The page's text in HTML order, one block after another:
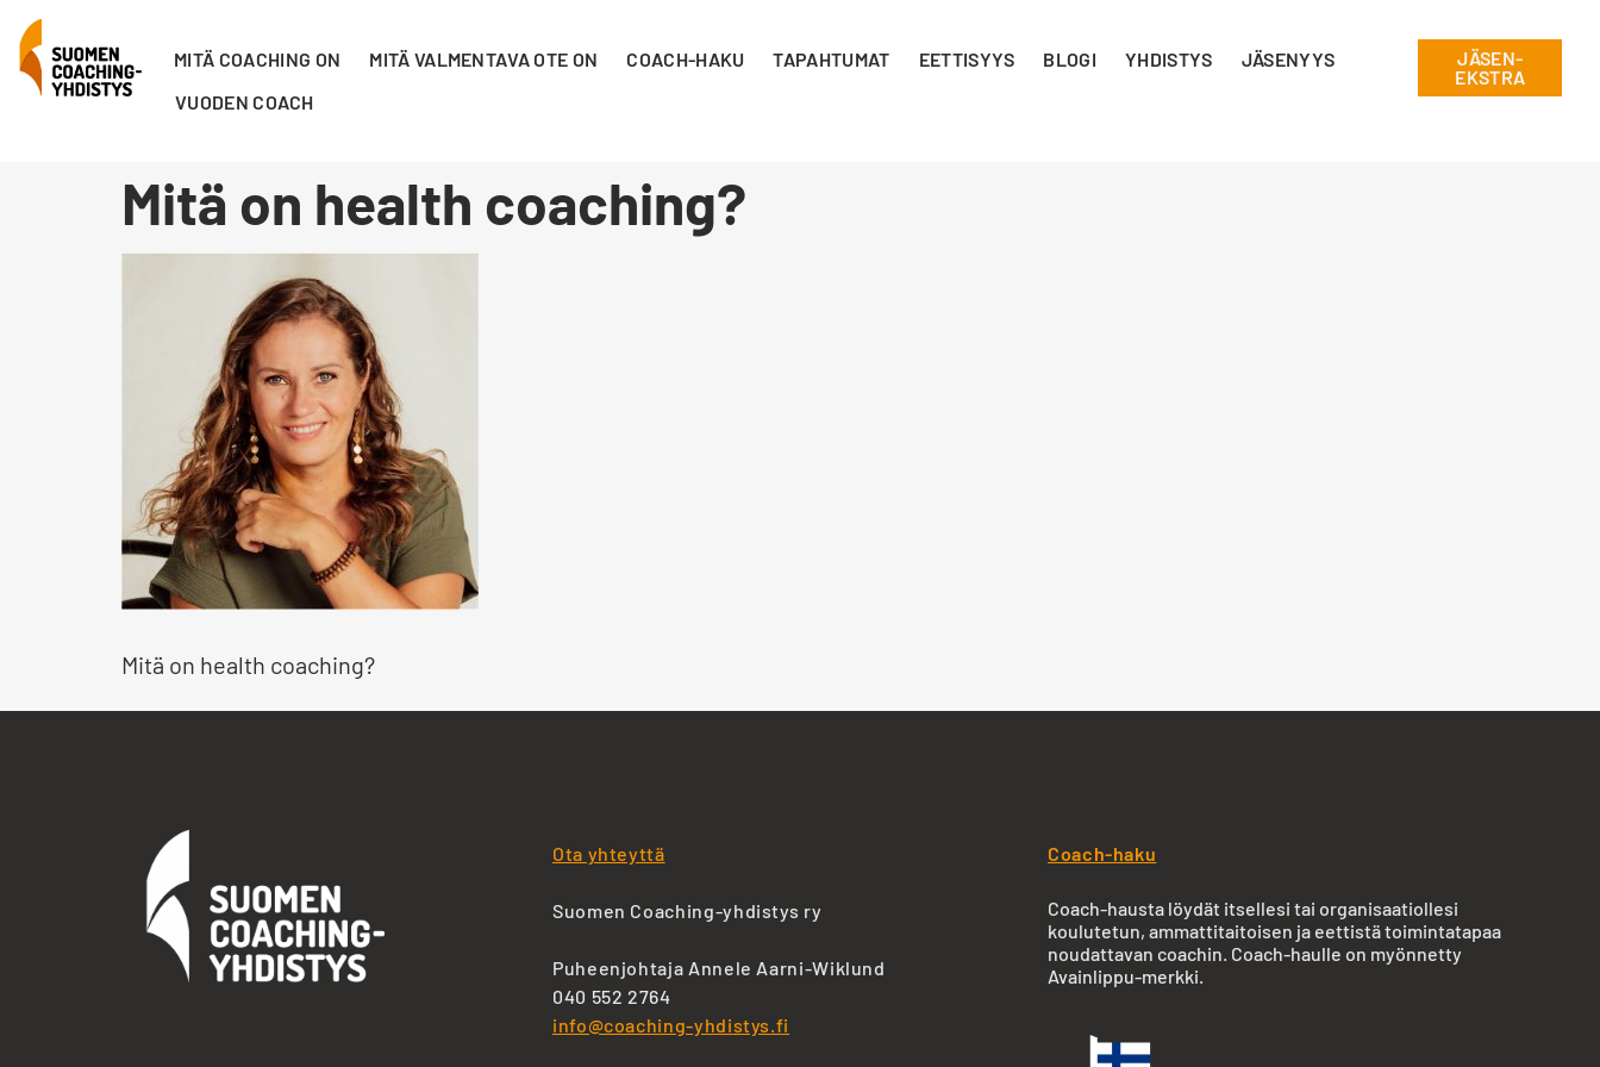
MITÄ COACHING ON MITÄ VALMENTAVA OTE ON COACH-HAKU TAPAHTUMAT EETTISYYS BLOGI YHDISTYS
JÄSENYYS
VUODEN COACH
JÄSEN-
EKSTRA
Mitä on health coaching?
Mitä on health coaching?
Ota yhteyttä
Suomen Coaching-yhdistys ry
Puheenjohtaja Annele Aarni-Wiklund
040 552 2764
info@coaching-yhdistys.fi
Coach-haku
Coach-hausta löydät itsellesi tai organisaatiollesi
koulutetun, ammattitaitoisen ja eettistä toimintatapaa
noudattavan coachin. Coach-haulle on myönnetty
Avainlippu-merkki.